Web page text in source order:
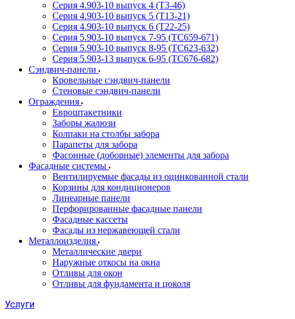
Серия 4.903-10 выпуск 4 (Т3-46)
Серия 4.903-10 выпуск 5 (Т13-21)
Серия 4.903-10 выпуск 6 (Т22-25)
Серия 5.903-10 выпуск 7-95 (ТС659-671)
Серия 5.903-10 выпуск 8-95 (ТС623-632)
Серия 5.903-13 выпуск 6-95 (ТС676-682)
Сэндвич-панели
Кровельные сэндвич-панели
Стеновые сэндвич-панели
Ограждения
Евроштакетники
Заборы жалюзи
Колпаки на столбы забора
Парапеты для забора
Фасонные (доборные) элементы для забора
Фасадные системы
Вентилируемые фасады из оцинкованной стали
Корзины для кондиционеров
Линеарные панели
Перфорированные фасадные панели
Фасадные кассеты
Фасады из нержавеющей стали
Металлоизделия
Металлические двери
Наружные откосы на окна
Отливы для окон
Отливы для фундамента и цоколя
Услуги